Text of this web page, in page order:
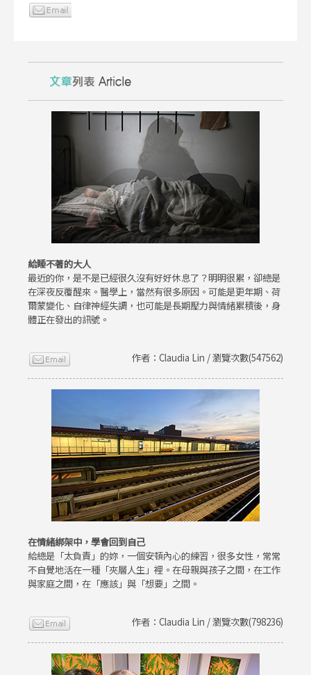
給睡不著的大人
最近的你，是不是已經很久沒有好好休息了？明明很累，卻總是
在深夜反覆醒來。醫學上，當然有很多原因。可能是更年期、荷
爾蒙變化、自律神經失調，也可能是長期壓力與情緒累積後，身
體正在發出的訊號。
作者：Claudia Lin / 瀏覽次數(547562)
在情緒綁架中，學會回到自己
給總是「太負責」的妳，一個安頓內心的練習，很多女性，常常
不自覺地活在一種「夾層人生」裡。在母親與孩子之間，在工作
與家庭之間，在「應該」與「想要」之間。
作者：Claudia Lin / 瀏覽次數(798236)